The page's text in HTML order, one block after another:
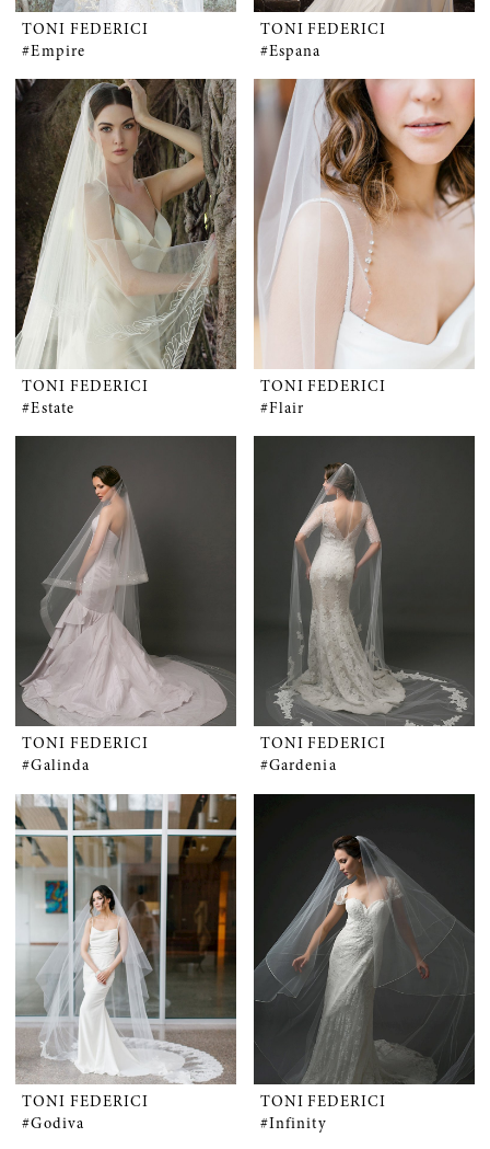
TONI FEDERICI
#Empire
TONI FEDERICI
#Espana
TONI FEDERICI
#Estate
TONI FEDERICI
#Flair
TONI FEDERICI
#Galinda
TONI FEDERICI
#Gardenia
TONI FEDERICI
#Godiva
TONI FEDERICI
#Infinity